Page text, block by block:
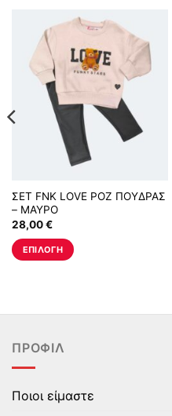
ΣΕΤ FNK LOVE ΡΟΖ ΠΟΥΔΡΑΣ
– ΜΑΥΡΟ
28,00€
ΕΠΙΛΟΓΉ
έχει
παραλλαγές.
Οι
μπορούν
ΠΡΟΦΊΛ
Ποιοι είμαστε